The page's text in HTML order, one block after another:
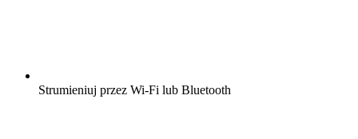
Strumieniuj przez Wi-Fi lub Bluetooth